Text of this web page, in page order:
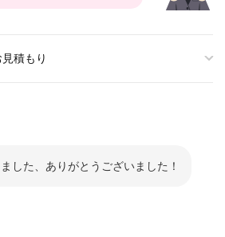
積もり
した、ありがとうございました！